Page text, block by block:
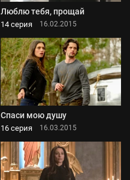
Люблю тебя, прощай
14 серия 16.02.2015
Спаси мою душу
16 серия 16.03.2015